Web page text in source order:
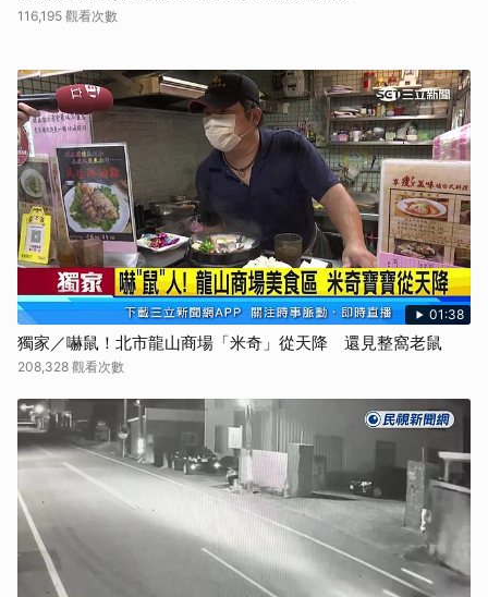
116,195 觀看次數
01:38
獨家／嚇鼠！北市龍山商場「米奇」從天降 還見整窩老鼠
208,328 觀看次數